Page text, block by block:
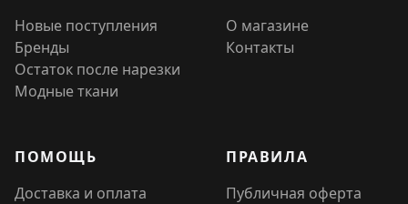
Новые поступления
Бренды
Остаток после нарезки
Модные ткани
О магазине
Контакты
ПОМОЩЬ
Доставка и оплата
ПРАВИЛА
Публичная оферта